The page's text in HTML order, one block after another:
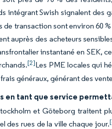
intégrant Swish signalent des
de transaction sont environ 60
auprès des acheteurs
instantané en SEK,
[2]Les PME locales qui
généraux, générant des
en tant que service
et Göteborg traitent
des rues de la ville chaque jour.